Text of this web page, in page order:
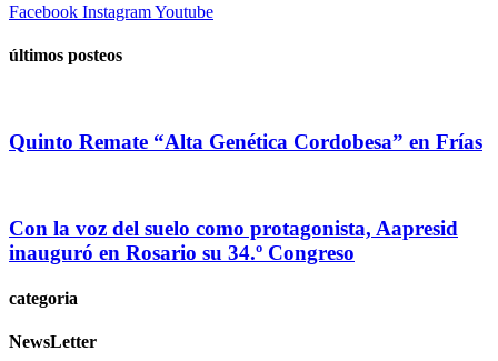
Facebook InstagramYoutube
últimos posteos
Quinto Remate “Alta Genética Cordobesa” en Frías
Con la voz del suelo como protagonista, Aapresid
inauguró en Rosario su 34.º Congreso
categoria
NewsLetter